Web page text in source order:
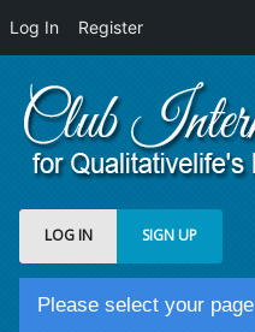
Log In Register
LOG IN SIGN UP
Please select your page